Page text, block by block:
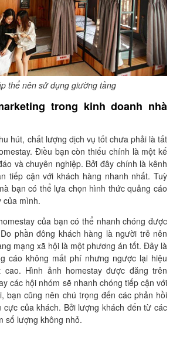
thể nên sử dụng giường tầng
trong kinh doanh nhà
hút, chất lượng dịch vụ tốt chưa phải là tất
Điều bạn còn thiếu chính là một kế
và chuyên nghiệp. Bởi đây chính là kênh
tiếp cận với khách hàng nhanh nhất. Tuỳ
bạn có thể lựa chọn hình thức quảng cáo
của mình.
của bạn có thể nhanh chóng được
phần đông khách hàng là người trẻ nên
mạng xã hội là một phương án tốt. Đây là
cáo không mất phí nhưng ngược lại hiệu
Hình ảnh homestay được đăng trên
các hội nhóm sẽ nhanh chóng tiếp cận với
bạn cũng nên chú trọng đến các phản hồi
của khách. Bởi lượng khách đến từ các
số lượng không nhỏ.